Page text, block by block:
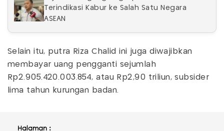
Terindikasi Kabur ke Salah Satu Negara
ASEAN
Selain itu, putra Riza Chalid ini juga diwajibkan
membayar uang pengganti sejumlah
Rp2.905.420.003.854, atau Rp2,90 triliun, subsider
lima tahun kurungan badan.
Halaman :